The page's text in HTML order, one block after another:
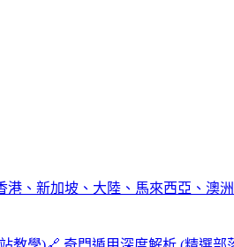
、新加坡、大陸、馬來西亞、澳